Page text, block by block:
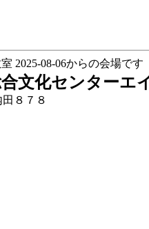
2025-08-06からの会場です
文化センターエ
８７８